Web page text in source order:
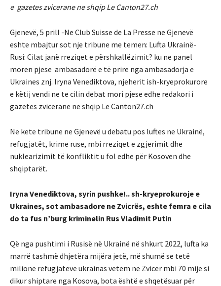
e gazetes zvicerane ne shqip Le Canton27.ch
Gjenevë, 5 prill -Ne Club Suisse de La Presse ne Gjenevë
eshte mbajtur sot nje tribune me temen: Lufta Ukrainë-
Rusi: Cilat janë rreziqet e përshkallëzimit? ku ne panel
moren pjese ambasadorë e të prire nga ambasadorja e
Ukraines znj. Iryna Venediktova, njeherit ish-kryeprokurore
e këtij vendi ne te cilin debat mori pjese edhe redakori i
gazetes zvicerane ne shqip Le Canton27.ch
Ne kete tribune ne Gjenevë u debatu pos luftes ne Ukrainë,
refugjatët, krime ruse, mbi rreziqet e zgjerimit dhe
nuklearizimit të konfliktit u fol edhe për Kosoven dhe
shqiptarët.
Iryna Venediktova, syrin pushke!.. sh-kryeprokuroje e
Ukraines, sot ambasadore ne Zvicrës, eshte femra e cila
do ta fus n’burg kriminelin Rus Vladimit Putin
Që nga pushtimi i Rusisë në Ukrainë në shkurt 2022, lufta ka
marrë tashmë dhjetëra mijëra jetë, më shumë se tetë
milionë refugjatëve ukrainas vetem ne Zvicer mbi 70 mije si
dikur shiptare nga Kosova, bota është e shqetësuar për